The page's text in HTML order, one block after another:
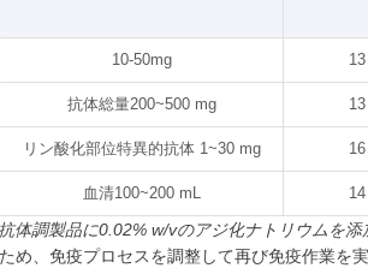
10-50mg 13
抗体総量200~500 mg 13
リン酸化部位特異的抗体 1~30 mg 16
血清100~200 mL 14
調製品に0.02% w/vのアジ化ナトリウムを添
、免疫プロセスを調整して再び免疫作業を実